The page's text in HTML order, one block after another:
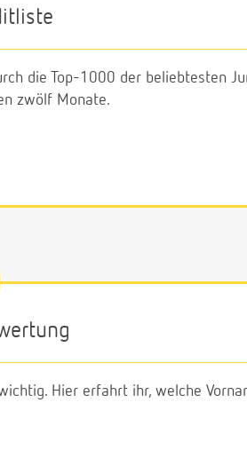
die Top-1000 der beliebtesten
zwölf Monate.
Hier erfahrt ihr, welche